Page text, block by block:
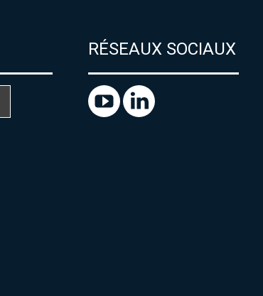
RÉSEAUX SOCIAUX